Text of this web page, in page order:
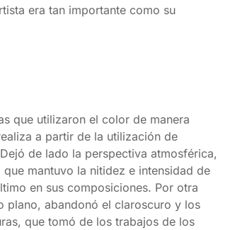
era tan importante como su
que utilizaron el color de manera
a partir de la utilización de
de lado la perspectiva atmosférica,
mantuvo la nitidez e intensidad de
en sus composiciones. Por otra
plano, abandonó el claroscuro y los
que tomó de los trabajos de los